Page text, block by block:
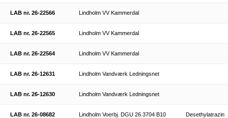
LAB nr. 26-22566 Lindholm VV Kammerdal
LAB nr. 26-22565 Lindholm VV Kammerdal
LAB nr. 26-22564 Lindholm VV Kammerdal
LAB nr. 26-12631 Lindholm Vandværk Ledningsnet
LAB nr. 26-12630 Lindholm Vandværk Ledningsnet
LAB nr. 26-08682 Lindholm Voerbj. DGU 26.3704 B10 Desethylatrazin